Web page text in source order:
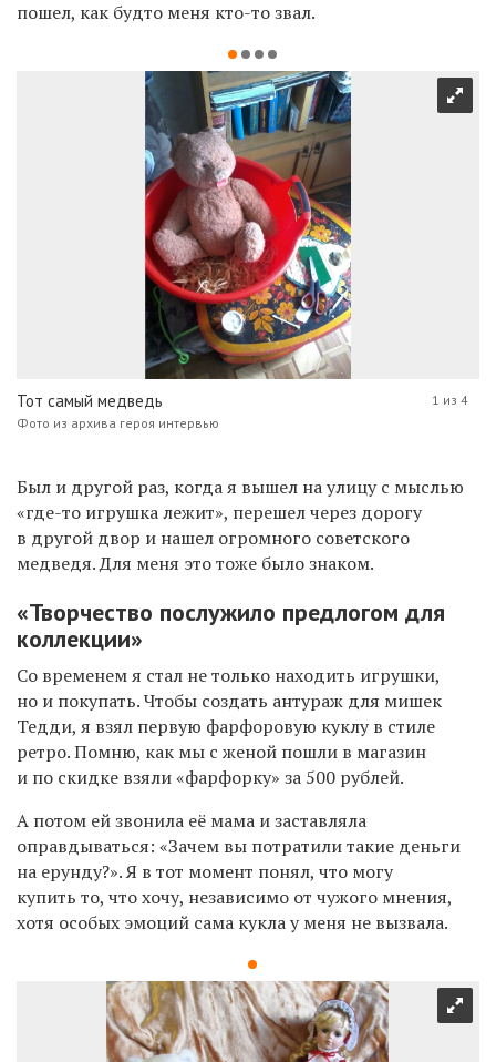
пошел, как будто меня кто-то звал.
Тот самый медведь
Фото из архива героя интервью
1 из 4
Был и другой раз, когда я вышел на улицу с мыслью
«где-то игрушка лежит», перешел через дорогу
в другой двор и нашел огромного советского
медведя. Для меня это тоже было знаком.
«Творчество послужило предлогом для
коллекции»
Со временем я стал не только находить игрушки,
но и покупать. Чтобы создать антураж для мишек
Тедди, я взял первую фарфоровую куклу в стиле
ретро. Помню, как мы с женой пошли в магазин
и по скидке взяли «фарфорку» за 500 рублей.
А потом ей звонила её мама и заставляла
оправдываться: «Зачем вы потратили такие деньги
на ерунду?». Я в тот момент понял, что могу
купить то, что хочу, независимо от чужого мнения,
хотя особых эмоций сама кукла у меня не вызвала.